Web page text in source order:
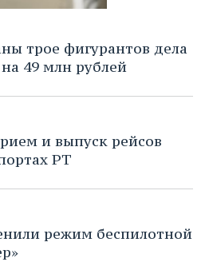
трое фигурантов дела
49 млн рублей
и выпуск рейсов
РТ
режим беспилотной